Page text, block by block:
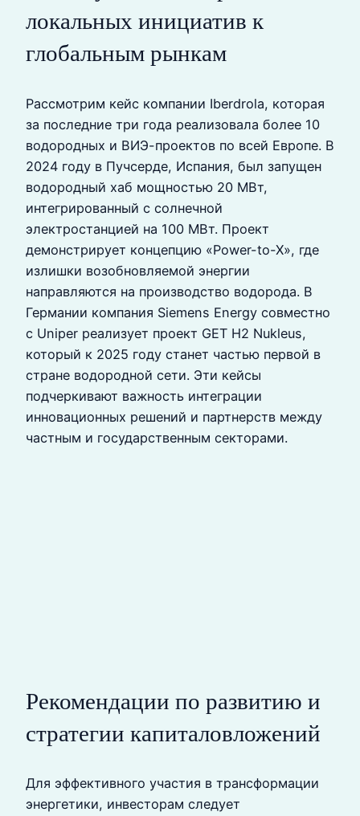
локальных инициатив к
глобальным рынкам
Рассмотрим кейс компании Iberdrola, которая
за последние три года реализовала более 10
водородных и ВИЭ-проектов по всей Европе. В
2024 году в Пучсерде, Испания, был запущен
водородный хаб мощностью 20 МВт,
интегрированный с солнечной
электростанцией на 100 МВт. Проект
демонстрирует концепцию «Power-to-X», где
излишки возобновляемой энергии
направляются на производство водорода. В
Германии компания Siemens Energy совместно
с Uniper реализует проект GET H2 Nukleus,
который к 2025 году станет частью первой в
стране водородной сети. Эти кейсы
подчеркивают важность интеграции
инновационных решений и партнерств между
частным и государственным секторами.
Рекомендации по развитию и
стратегии капиталовложений
Для эффективного участия в трансформации
энергетики, инвесторам следует